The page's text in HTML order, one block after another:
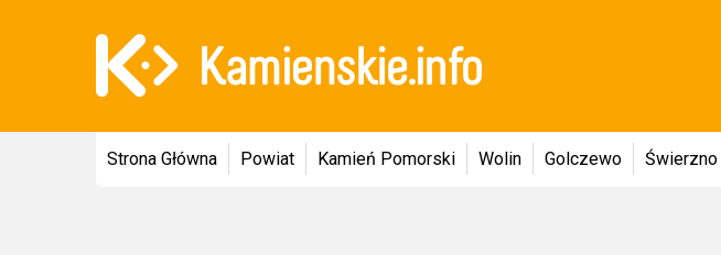
Strona Główna Powiat Kamień Pomorski Wolin Golczewo Świerzno